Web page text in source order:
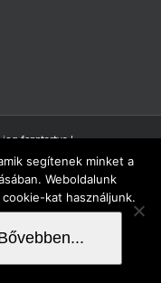
jog fenntartva |
segítenek minket a
Weboldalunk
kat használjunk.